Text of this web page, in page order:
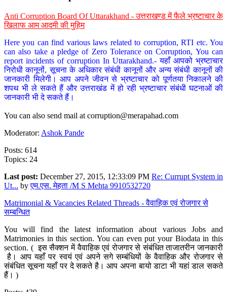
Anti Corruption Board Of Uttarakhand - उत्तराखण्ड में फैले भ्रष्टाचार के
खिलाफ आम आदमी की मुहिम
Here you can find various laws related to corruption, RTI etc. You
can also take a pledge of Zero Tolerance on Corruption, You can
report incidents of corruption In Uttarakhand.- यहाँ आपको भ्रष्टाचार
निरोधी कानूनों, सूचना के अधिकार संबंधी कानूनों और अन्य संबंधी कानूनों की
जानकारी मिलेगी। आप अपने जीवन से भ्रष्टाचार को पूर्णतया निकालने की
शपथ भी ले सकते हैं और उत्तराखंड में हो रही भ्रष्टाचार संबंधी घटनाओं की
जानकारी भी दे सकते हैं।
You can also send mail at corruption@merapahad.com
Moderator: Ashok Pande
Posts: 614
Topics: 24
Last post: December 27, 2015, 12:33:09 PM Re: Currupt System in
Ut... byएम.एस. मेहता /M S Mehta 9910532720
Matrimonial & Vacancies Related Threads - वैवाहिक एवं रोजगार से
सम्बन्धित
You will find the latest information about various Jobs and
Matrimonies in this section. You can even put your Biodata in this
section. ( इस सैक्शन में वैवाहिक एवं रोजगार से संबंधित ताजातरीन जानकारी
है। आप यहाँ पर स्वयं एवं अपने सगे सम्बंधियों के वैवाहिक और रोजगार से
संबंधित सूचना यहाँ पर दे सकते है। आप अपना बायो डाटा भी यहां डाल सकते
हैं। )